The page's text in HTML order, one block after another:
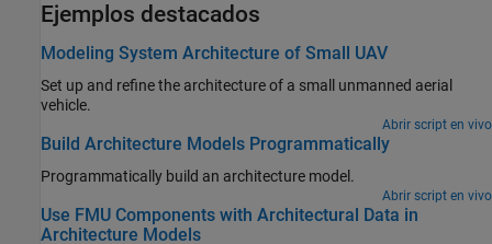
Ejemplos destacados
Modeling System Architecture of Small UAV
Set up and refine the architecture of a small unmanned aerial
vehicle.
Abrir script en vivo
Build Architecture Models Programmatically
Programmatically build an architecture model.
Abrir script en vivo
Use FMU Components with Architectural Data in
Architecture Models